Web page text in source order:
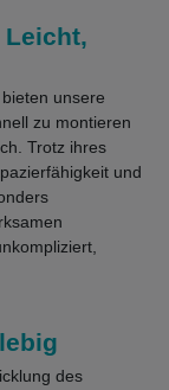
Leicht,
unsere
zu montieren
Trotz ihres
und
des